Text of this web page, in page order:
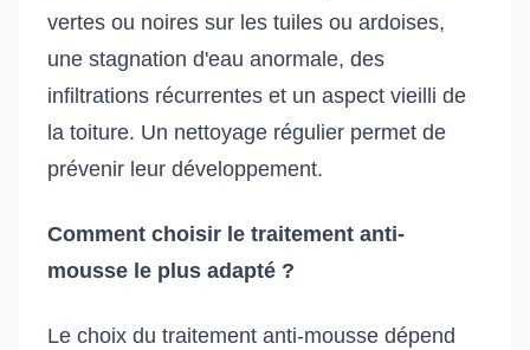
vertes ou noires sur les tuiles ou ardoises,
une stagnation d'eau anormale, des
infiltrations récurrentes et un aspect vieilli de
la toiture. Un nettoyage régulier permet de
prévenir leur développement.
Comment choisir le traitement anti-
mousse le plus adapté ?
Le choix du traitement anti-mousse dépend